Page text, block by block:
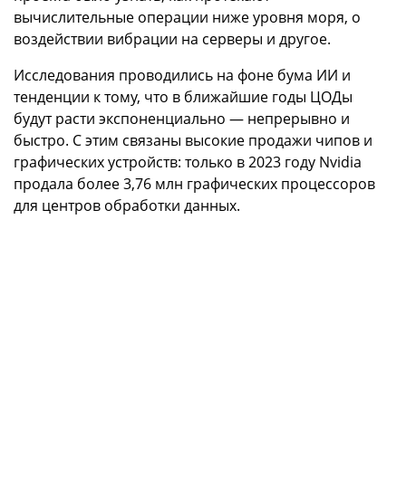
вычислительные операции ниже уровня моря, о
воздействии вибрации на серверы и другое.
Исследования проводились на фоне бума ИИ и
тенденции к тому, что в ближайшие годы ЦОДы
будут расти экспоненциально — непрерывно и
быстро. С этим связаны высокие продажи чипов и
графических устройств: только в 2023 году Nvidia
продала более 3,76 млн графических процессоров
для центров обработки данных.